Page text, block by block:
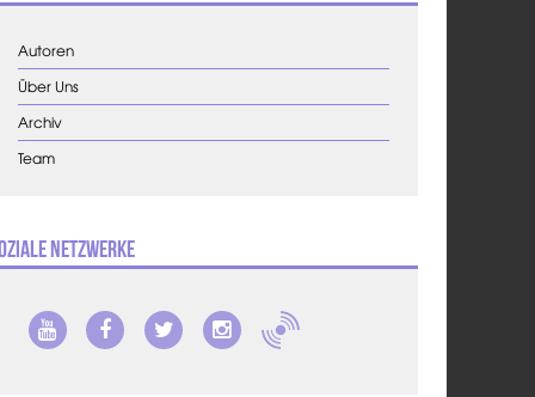
Autoren
Über Uns
Archiv
Team
Netzwerke